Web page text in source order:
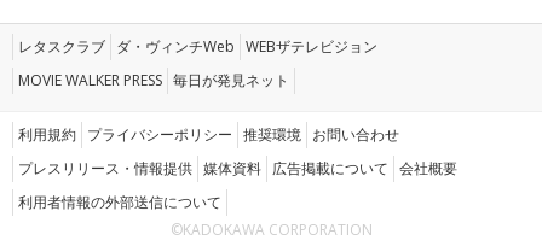
レタスクラブ ダ・ヴィンチWeb WEBザテレビジョン
MOVIE WALKER PRESS 毎日が発見ネット
利用規約 プライバシーポリシー 推奨環境 お問い合わせ
プレスリリース・情報提供 媒体資料 広告掲載について 会社概要
利用者情報の外部送信について
©KADOKAWA CORPORATION